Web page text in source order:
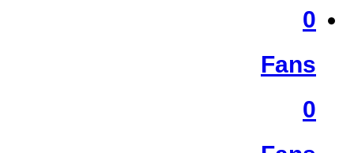
0
Fans
0